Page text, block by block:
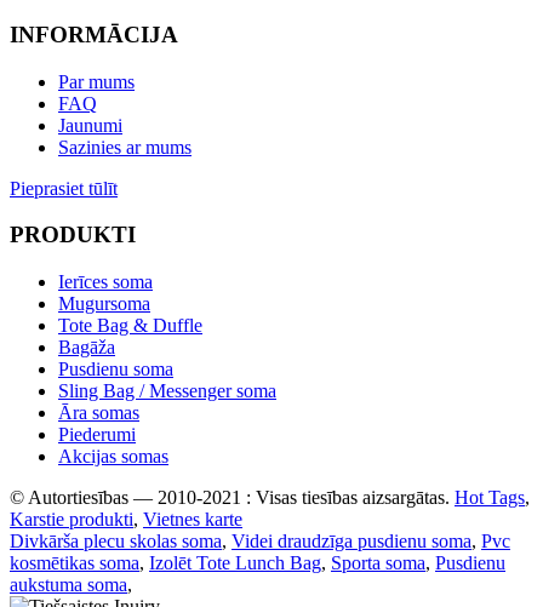
INFORMĀCIJA
Par mums
FAQ
Jaunumi
Sazinies ar mums
Pieprasiet tūlīt
PRODUKTI
Ierīces soma
Mugursoma
Tote Bag & Duffle
Bagāža
Pusdienu soma
Sling Bag / Messenger soma
Āra somas
Piederumi
Akcijas somas
© Autortiesības — 2010-2021 : Visas tiesības aizsargātas. Hot Tags,
Karstie produkti, Vietnes karte
Divkārša plecu skolas soma, Videi draudzīga pusdienu soma, Pvc
kosmētikas soma, Izolēt Tote Lunch Bag, Sporta soma, Pusdienu
aukstuma soma,